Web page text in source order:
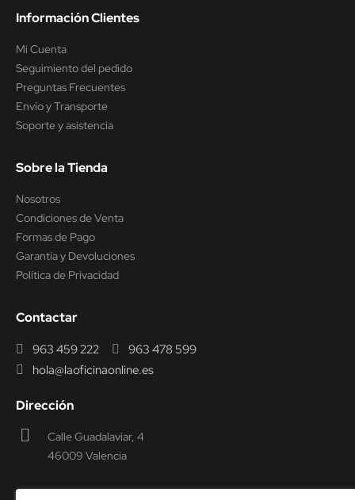
Información Clientes
Mi Cuenta
Seguimiento del pedido
Preguntas Frecuentes
Envío y Transporte
Soporte y asistencia
Sobre la Tienda
Nosotros
Condiciones de Venta
Formas de Pago
Garantía y Devoluciones
Política de Privacidad
Contactar
963 459 222
963 478 599
hola@laoficinaonline.es
Dirección
Calle Guadalaviar, 4
46009 Valencia